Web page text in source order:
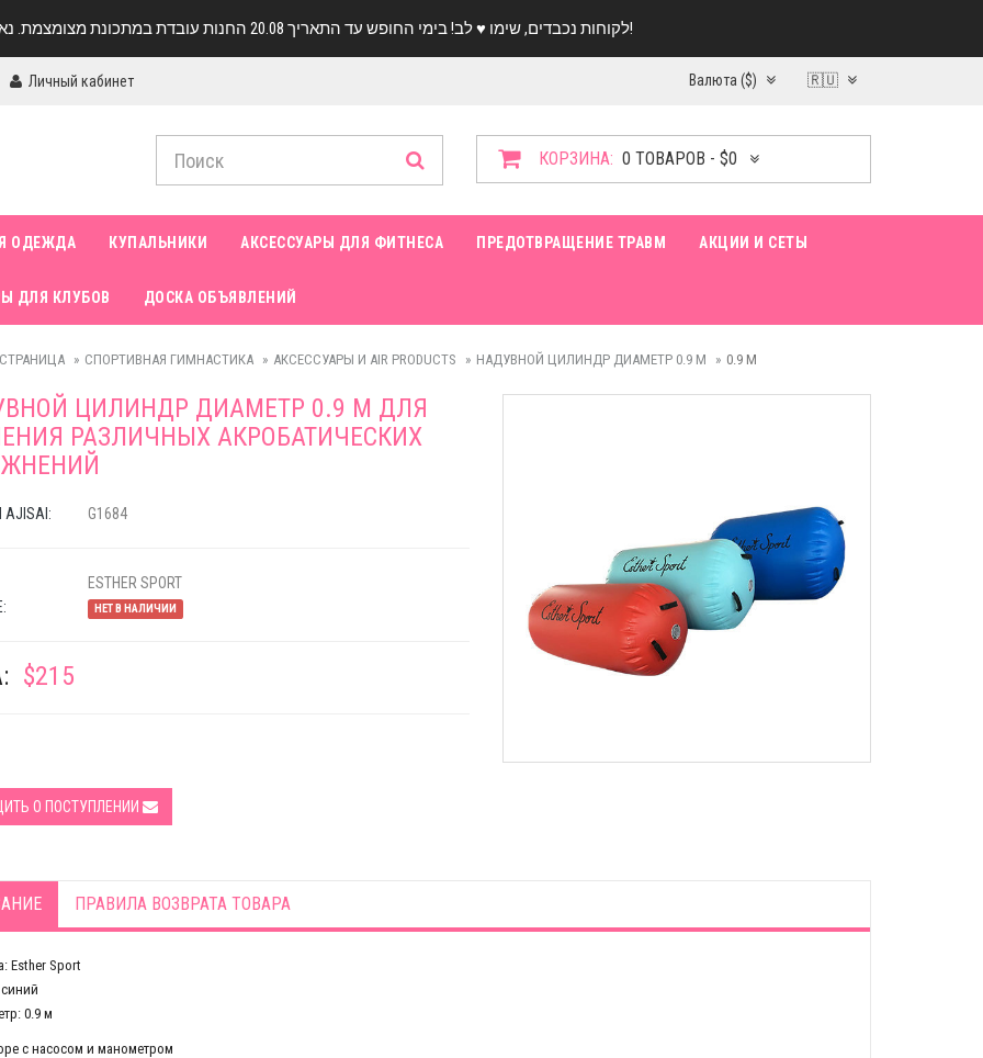
לקוחות נכבדים, שימו ♥️ לב! בימי החופש עד התאריך 20.08 החנות עובדת במתכונת מצומצמת. נא להתקשר לפני הגעה!
Личный кабинет Валюта ($) 🇷🇺
КОРЗИНА: 0 ТОВАРОВ - $0
ОДЕЖДА КУПАЛЬНИКИ АКСЕССУАРЫ ДЛЯ ФИТНЕСА ПРЕДОТВРАЩЕНИЕ ТРАВМ АКЦИИ И СЕТЫ
ДЛЯ КЛУБОВ ДОСКА ОБЪЯВЛЕНИЙ
СПОРТИВНАЯ ГИМНАСТИКА АКСЕССУАРЫ И AIR PRODUCTS НАДУВНОЙ ЦИЛИНДР ДИАМЕТР 0.9 М 0.9 M
ЦИЛИНДР ДИАМЕТР 0.9 М ДЛЯ
РАЗЛИЧНЫХ АКРОБАТИЧЕСКИХ
G1684
ESTHER SPORT
НЕТ В НАЛИЧИИ
$215
О ПОСТУПЛЕНИИ
ПРАВИЛА ВОЗВРАТА ТОВАРА
Esther Sport
0.9 м
с насосом и манометром